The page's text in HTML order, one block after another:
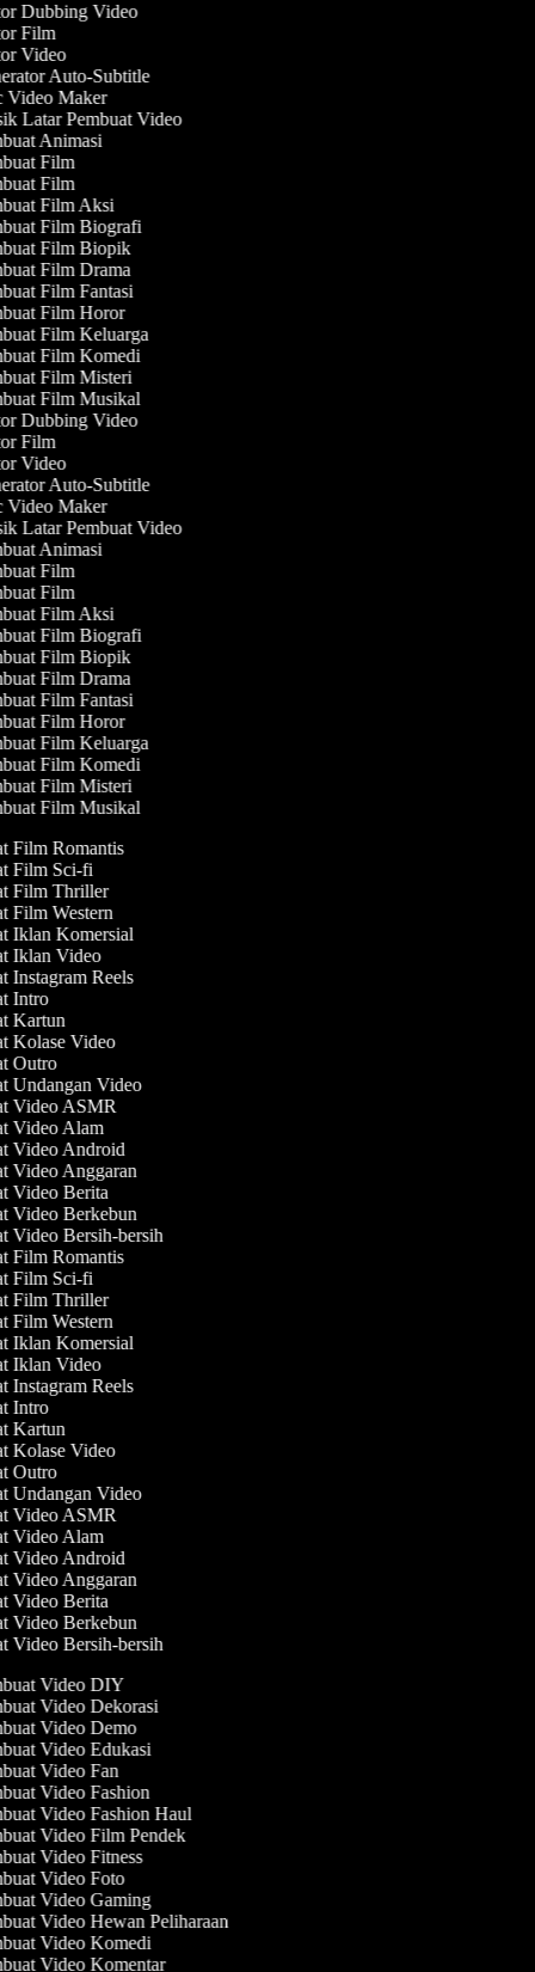
Dubbing Video
Film
Video
Auto-Subtitle
Maker
Latar Pembuat Video
Animasi
Film
Film
Film Aksi
Film Biografi
Film Biopik
Film Drama
Film Fantasi
Film Horor
Film Keluarga
Film Komedi
Film Misteri
Film Musikal
Dubbing Video
Film
Video
Auto-Subtitle
Maker
Latar Pembuat Video
Animasi
Film
Film
Film Aksi
Film Biografi
Film Biopik
Film Drama
Film Fantasi
Film Horor
Film Keluarga
Film Komedi
Film Misteri
Film Musikal
Film Romantis
Film Sci-fi
Film Thriller
Film Western
Iklan Komersial
Iklan Video
Instagram Reels
Intro
Kartun
Kolase Video
Outro
Undangan Video
Video ASMR
Video Alam
Video Android
Video Anggaran
Video Berita
Video Berkebun
Video Bersih-bersih
Film Romantis
Film Sci-fi
Film Thriller
Film Western
Iklan Komersial
Iklan Video
Instagram Reels
Intro
Kartun
Kolase Video
Outro
Undangan Video
Video ASMR
Video Alam
Video Android
Video Anggaran
Video Berita
Video Berkebun
Video Bersih-bersih
Video DIY
Video Dekorasi
Video Demo
Video Edukasi
Video Fan
Video Fashion
Video Fashion Haul
Video Film Pendek
Video Fitness
Video Foto
Video Gaming
Video Hewan Peliharaan
Video Komedi
Video Komentar